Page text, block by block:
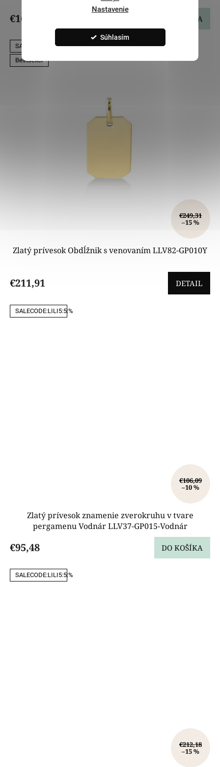
Nastavenie
Súhlasím
€167,09 DO KOŠÍKA
SALECODE:LILI5:5:%
Bestseller
€249,31
–15 %
Zlatý prívesok Obdĺžnik s venovaním LLV82-GP010Y
€211,91 DETAIL
SALECODE:LILI5:5:%
€106,09
–10 %
Zlatý prívesok znamenie zverokruhu v tvare
pergamenu Vodnár LLV37-GP015-Vodnár
€95,48 DO KOŠÍKA
SALECODE:LILI5:5:%
€212,18
–15 %